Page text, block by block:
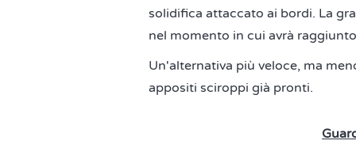
solidifica attaccato ai bordi. La
nel momento in cui avrà
Un'alternativa più veloce, ma
appositi sciroppi già pronti.